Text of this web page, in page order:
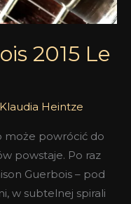
2015 Le
Klaudia Heintze
może powrócić do
powstaje. Po raz
Guerbois – pod
w subtelnej spirali